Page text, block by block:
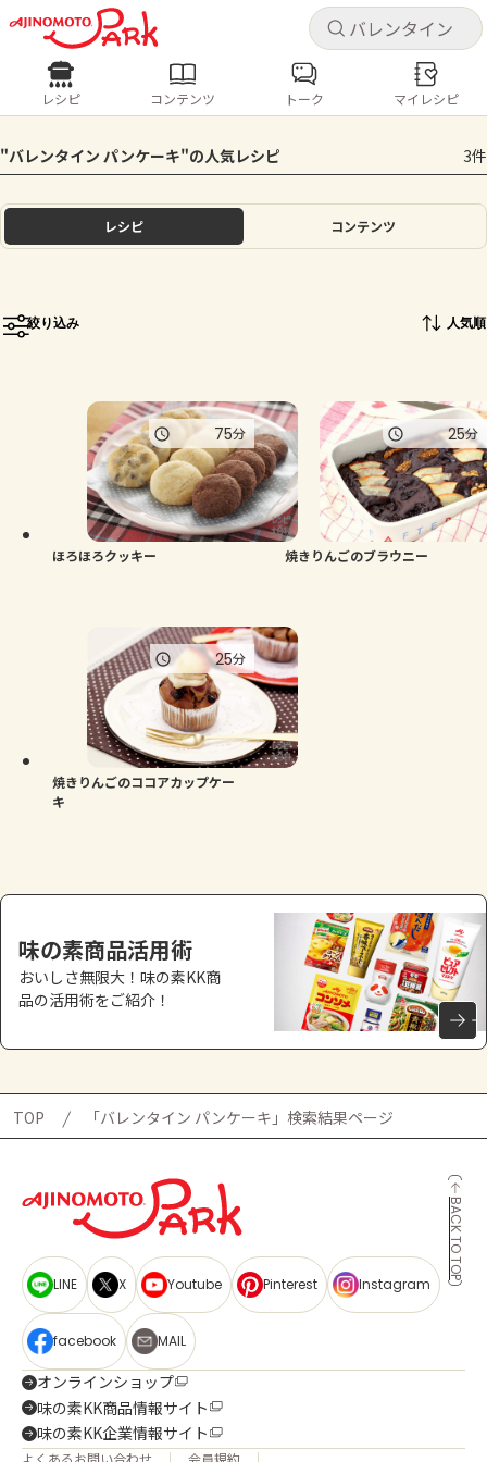
キャ
ログインするとレシピを保存できます
ログイン
ホーム
トーク
よくあるお問い合わせ
お買い物
キャ
レシピ コンテンツ
人気の食材・レシピ
きゅうり なす トマト とうもろこし
ピーマン
レシピ コンテンツ トーク マイレシピ
"バレンタイン パンケーキ"の人気レシピ 3件
レシピ コンテンツ
絞り込み 人気順
ほろほろクッキー
75分
焼きりんごのブラウニー
25分
焼きりんごのココアカップケー
キ
25分
味の素商品活用術
おいしさ無限大！味の素KK商
品の活用術をご紹介！
TOP 「バレンタイン パンケーキ」検索結果ページ
BACK TO TOP
LINE X Youtube Pinterest Instagram
facebook MAIL
オンラインショップ
味の素KK商品情報サイト
味の素KK企業情報サイト
よくあるお問い合わせ 会員規約